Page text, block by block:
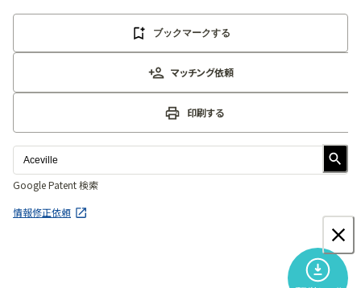
ブックマークする
マッチング依頼
印刷する
Google Patent 検索
情報修正依頼